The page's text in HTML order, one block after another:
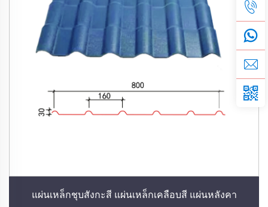
แผ่นเหล็กชุบสังกะสี แผ่นเหล็กเคลือบสี แผ่นหลังคา